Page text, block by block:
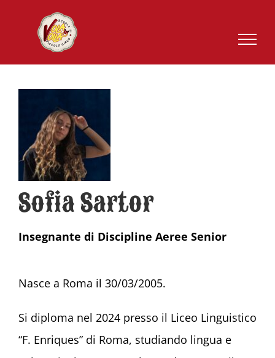
contenuto
Sofia Sartor
Insegnante di Discipline Aeree Senior
Nasce a Roma il 30/03/2005.
Si diploma nel 2024 presso il Liceo Linguistico
“F. Enriques” di Roma, studiando lingua e